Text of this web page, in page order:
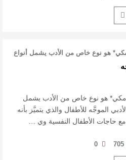
مكي* هو نوع خاص من الأدب يشمل أنواع
…
مكي* هو نوع خاص من الأدب يشمل
الأدبي الموجَّه للأطفال والذي يتميَّز بأنه
حاجات الأطفال النفسية وي …
705
0